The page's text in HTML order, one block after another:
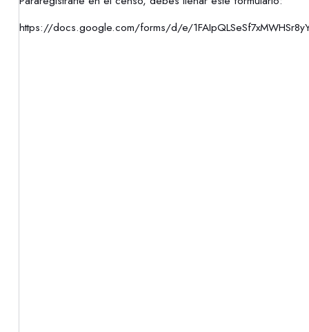
https://docs.google.com/forms/d/e/